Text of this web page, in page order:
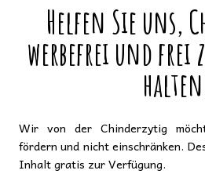
Helfen Sie uns,
werbefrei und frei
Wir von der Chinderzytig
fördern und nicht einschränken.
Inhalt gratis zur Verfügung.